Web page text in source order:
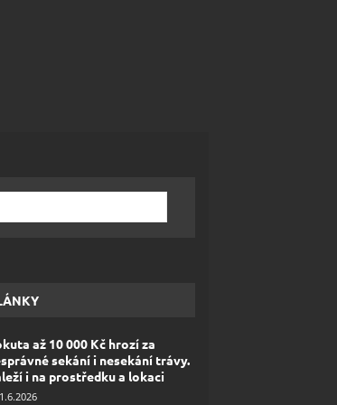
až 10 000 Kč hrozí za
sekání i nesekání trávy.
i na prostředku a lokaci
1.6.2026